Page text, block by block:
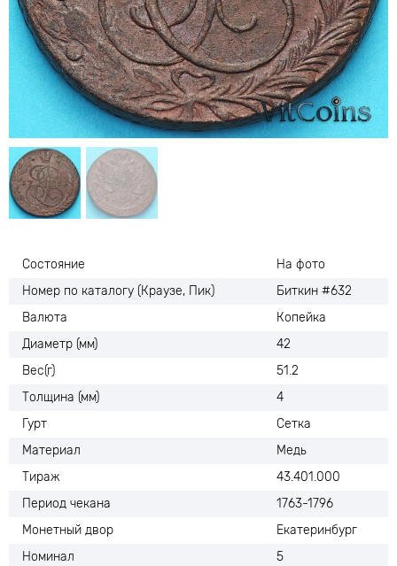
Состояние
На фото
Номер по каталогу (Краузе, Пик)
Биткин #632
Валюта
Копейка
Диаметр (мм)
42
Вес(г)
51.2
Толщина (мм)
4
Гурт
Сетка
Материал
Медь
Тираж
43.401.000
Период чекана
1763-1796
Монетный двор
Екатеринбург
Номинал
5